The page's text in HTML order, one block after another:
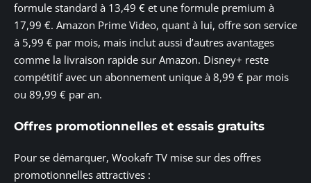
formule standard à 13,49 € et une formule premium à
17,99 €. Amazon Prime Video, quant à lui, offre son service
à 5,99 € par mois, mais inclut aussi d’autres avantages
comme la livraison rapide sur Amazon. Disney+ reste
compétitif avec un abonnement unique à 8,99 € par mois
ou 89,99 € par an.
Offres promotionnelles et essais gratuits
Pour se démarquer, Wookafr TV mise sur des offres
promotionnelles attractives :